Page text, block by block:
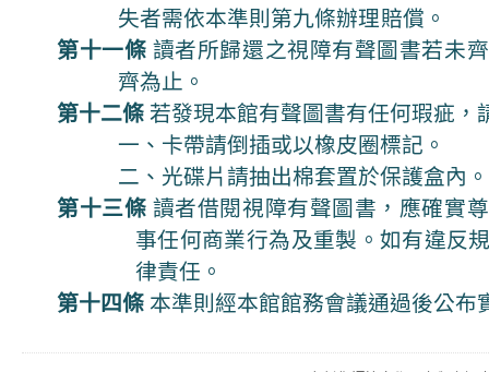
失者需依本準則第九條辦理賠償 。
第十一條 讀者所歸還之視障有聲圖書若未
齊為止。
第十二條 若發現本館有聲圖書有任何瑕疵，
一、卡帶請倒插或以橡皮圈標記。
二、光碟片請抽出棉套置於保護盒內。
第十三條 讀者借閱視障有聲圖書，應確實
事任何商業行為及重製。如有違反
律責任。
第十四條 本準則經本館館務會議通過後公布